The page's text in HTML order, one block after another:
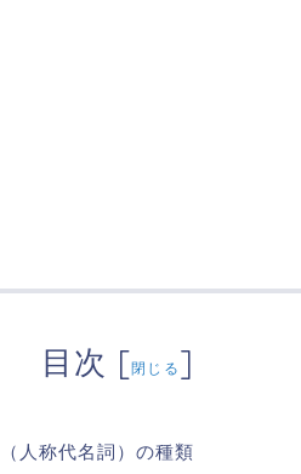
目次 [閉じる ]
人称代名詞）の種類